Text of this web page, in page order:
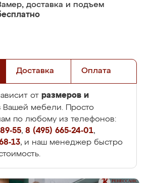
доставка и подъем
Доставка Оплата
от размеров и
Вашей мебели. Просто
по любому из телефонов:
55, 8 (495) 665-24-01,
13, и наш менеджер быстро